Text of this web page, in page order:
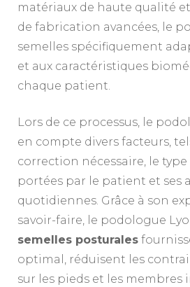
matériaux de haute qualité
de fabrication avancées, le
semelles spécifiquement
et aux caractéristiques
chaque patient.
Lors de ce processus, le
en compte divers facteurs,
correction nécessaire, le type
portées par le patient et ses
quotidiennes. Grâce à son
savoir-faire, le podologue
semelles posturales
optimal, réduisent les
sur les pieds et les membres